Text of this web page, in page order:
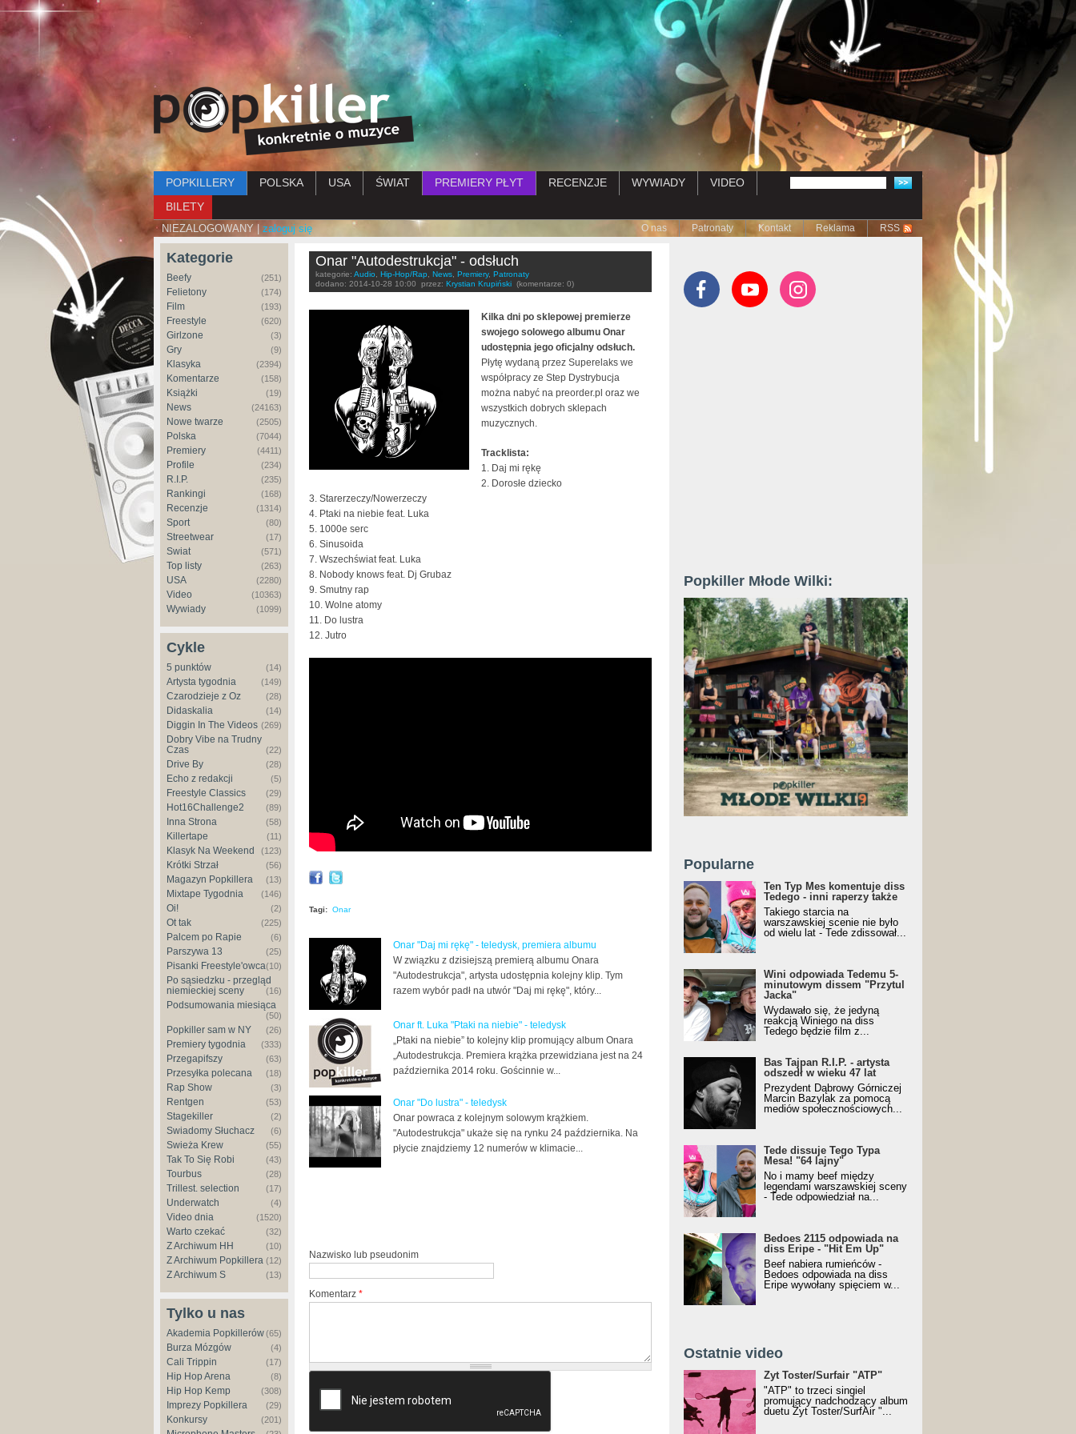
Przejdź do treści
Menu główne
POPKILLERY POLSKA USA ŚWIAT PREMIERY PŁYT RECENZJE WYWIADY
VIDEO
BILETY
NIEZALOGOWANY | zaloguj się Submenu
O nas Patronaty Kontakt Reklama RSS
Kategorie
Beefy (251)
Felietony (174)
Film (193)
Freestyle (620)
Girlzone (3)
Gry (9)
Klasyka (2394)
Komentarze (158)
Książki (19)
News (24163)
Nowe twarze (2505)
Polska (7044)
Premiery (4411)
Profile (234)
R.I.P. (235)
Rankingi (168)
Recenzje (1314)
Sport (80)
Streetwear (17)
Świat (571)
Top listy (263)
USA (2280)
Video (10363)
Wywiady (1099)
Cykle
5 punktów (14)
Artysta tygodnia (149)
Czarodzieje z Oz (28)
Didaskalia (14)
Diggin In The Videos (269)
Dobry Vibe na Trudny
Czas
(22)
Drive By (28)
Echo z redakcji (5)
Freestyle Classics (29)
Hot16Challenge2 (89)
Inna Strona (58)
Killertape (11)
Klasyk Na Weekend (123)
Krótki Strzał (56)
Magazyn Popkillera (13)
Mixtape Tygodnia (146)
Oi! (2)
Ot tak (225)
Palcem po Rapie (6)
Parszywa 13 (25)
Pisanki Freestyle'owca(10)
Po sąsiedzku - przegląd
niemieckiej sceny
(16)
Podsumowania miesiąca
(50)
Popkiller sam w NY (26)
Premiery tygodnia (333)
Przegapifszy (63)
Przesyłka polecana (18)
Rap Show (3)
Rentgen (53)
Stagekiller (2)
Świadomy Słuchacz (6)
Świeża Krew (55)
Tak To Się Robi (43)
Tourbus (28)
Trillest. selection (17)
Underwatch (4)
Video dnia (1520)
Warto czekać (32)
Z Archiwum HH (10)
Z Archiwum Popkillera (12)
Z Archiwum S (13)
Tylko u nas
Akademia Popkillerów(65)
Burza Mózgów (4)
Cali Trippin (17)
Hip Hop Arena (8)
Hip Hop Kemp (308)
Imprezy Popkillera (29)
Konkursy (201)
Onar "Autodestrukcja" - odsłuch
kategorie: Audio Hip-Hop/Rap News Premiery, Patronaty
dodano: 2014-10-28 10:00 przez: Krystian Krupiński (komentarze: 0)
Kilka dni po sklepowej premierze
swojego solowego albumu Onar
udostępnia jego oficjalny odsłuch.
Płytę wydaną przez Superelaks we
współpracy ze Step Dystrybucja
można nabyć na preorder.pl oraz we
wszystkich dobrych sklepach
muzycznych.
Tracklista:
1. Daj mi rękę
2. Dorosłe dziecko
3. Starerzeczy/Nowerzeczy
4. Ptaki na niebie feat. Luka
5. 1000e serc
6. Sinusoida
7. Wszechświat feat. Luka
8. Nobody knows feat. Dj Grubaz
9. Smutny rap
10. Wolne atomy
11. Do lustra
12. Jutro
Tagi: Onar
Onar "Daj mi rękę" - teledysk, premiera albumu
W związku z dzisiejszą premierą albumu Onara
"Autodestrukcja", artysta udostępnia kolejny klip. Tym
razem wybór padł na utwór "Daj mi rękę", który...
Onar ft. Luka "Ptaki na niebie" - teledysk
„Ptaki na niebie” to kolejny klip promujący album Onara
„Autodestrukcja. Premiera krążka przewidziana jest na 24
października 2014 roku. Gościnnie w...
Onar "Do lustra" - teledysk
Onar powraca z kolejnym solowym krążkiem.
"Autodestrukcja" ukaże się na rynku 24 października. Na
płycie znajdziemy 12 numerów w klimacie...
Nazwisko lub pseudonim
Komentarz *
Popkiller Młode Wilki:
Popularne
Ten Typ Mes komentuje diss
Tedego - inni raperzy także
Takiego starcia na
warszawskiej scenie nie było
od wielu lat - Tede zdissował...
Wini odpowiada Tedemu 5-
minutowym dissem "Przytul
Jacka"
Wydawało się, że jedyną
reakcją Winiego na diss
Tedego będzie film z...
Bas Tajpan R.I.P. - artysta
odszedł w wieku 47 lat
Prezydent Dąbrowy Górniczej
Marcin Bazylak za pomocą
mediów społecznościowych...
Tede dissuje Tego Typa
Mesa! "64 lajny"
No i mamy beef między
legendami warszawskiej sceny
- Tede odpowiedział na...
Bedoes 2115 odpowiada na
diss Eripe - "Hit Em Up"
Beef nabiera rumieńców -
Bedoes odpowiada na diss
Eripe wywołany spięciem w...
Ostatnie video
Żyt Toster/SurfAir - ATP VIDEO
Żyt Toster/Surfair "ATP"
"ATP" to trzeci singiel
promujący nadchodzący album
duetu Żyt Toster/SurfAir "...